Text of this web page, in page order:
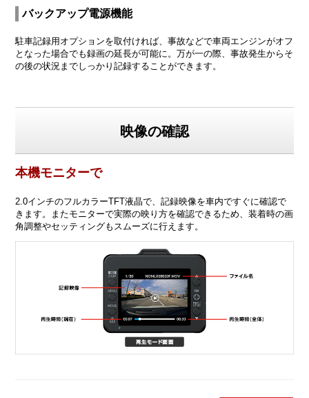
バックアップ電源機能
駐車記録用オプションを取付ければ、事故などで車両エンジンがオフ
となった場合でも録画の延長が可能に。万が一の際、事故発生からそ
の後の状況までしっかり記録することができます。
映像の確認
本機モニターで
2.0インチのフルカラーTFT液晶で、記録映像を車内ですぐに確認で
きます。またモニターで実際の映り方を確認できるため、装着時の画
角調整やセッティングもスムーズに行えます。